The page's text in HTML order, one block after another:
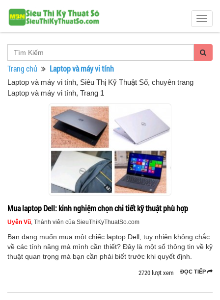
Trang chủ Laptop và máy vi tính
Laptop và máy vi tính, Siêu Thị Kỹ Thuật Số, chuyên trang
Laptop và máy vi tính, Trang 1
Mua laptop Dell: kinh nghiệm chọn chi tiết kỹ thuật phù hợp
Uyên Vũ, Thành viên của SieuThiKyThuatSo.com
Bạn đang muốn mua một chiếc laptop Dell, tuy nhiên không chắc
về các tính năng mà mình cần thiết? Đây là một số thông tin về kỹ
thuật quan trọng mà bạn cần phải biết trước khi quyết định.
ĐỌC TIẾP
2720 lượt xem